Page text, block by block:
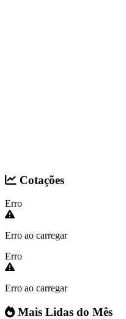
Cotações
Erro
Erro ao carregar
Erro
Erro ao carregar
Mais Lidas do Mês